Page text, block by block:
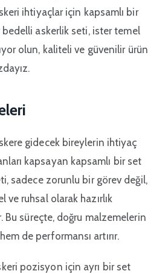
ihtiyaçlar için kapsamlı bir
askerlik seti, ister temel
olun, kaliteli ve güvenilir ürün
gidecek bireylerin ihtiyaç
kapsayan kapsamlı bir set
sadece zorunlu bir görev değil,
ve ruhsal olarak hazırlık
Bu süreçte, doğru malzemelerin
de performansı artırır.
pozisyon için ayrı bir set